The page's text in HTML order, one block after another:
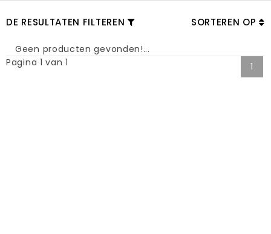
DE RESULTATEN FILTEREN SORTEREN OP
Geen producten gevonden!...
Pagina 1 van 1
1